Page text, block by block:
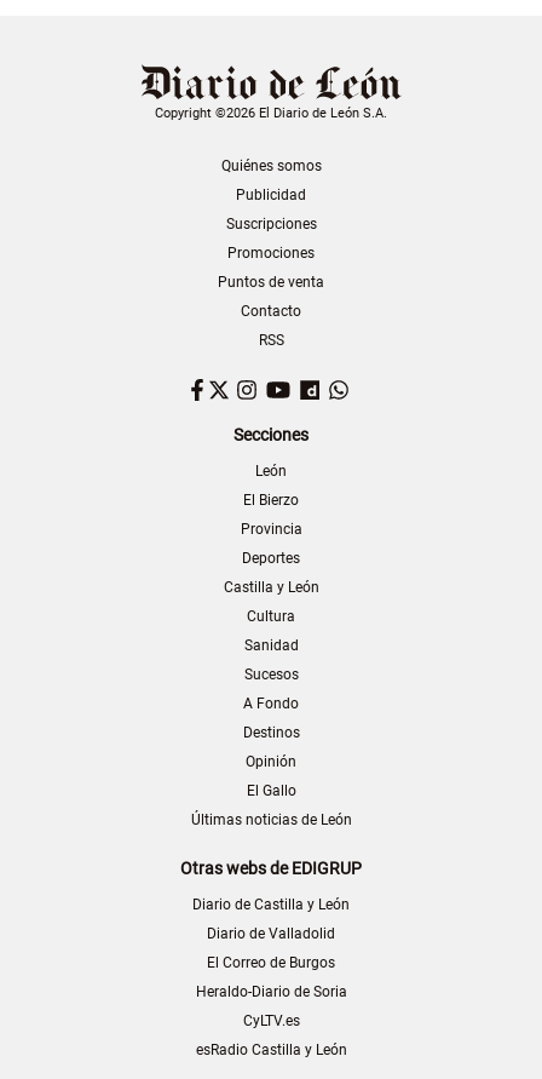
Copyright ©2026 El Diario de León S.A.
Quiénes somos
Publicidad
Suscripciones
Promociones
Puntos de venta
Contacto
RSS
Facebook
TwitterInstagram
YouTubeDailymotion
Secciones
León
El Bierzo
Provincia
Deportes
Castilla y León
Cultura
Sanidad
Sucesos
A Fondo
Destinos
Opinión
El Gallo
Últimas noticias de León
Otras webs de EDIGRUP
Diario de Castilla y León
Diario de Valladolid
El Correo de Burgos
Heraldo-Diario de Soria
CyLTV.es
esRadio Castilla y León